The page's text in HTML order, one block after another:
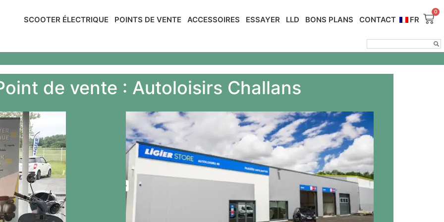
SCOOTER ÉLECTRIQUE POINTS DE VENTE ACCESSOIRES ESSAYER LLD BONS PLANS CONTACT FR
de vente : Autoloisirs Challans